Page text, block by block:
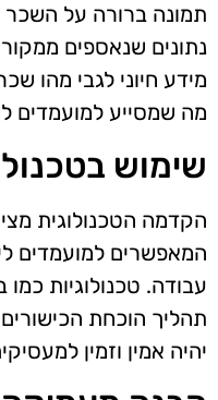
תמונה ברורה על
נתונים שנאספים
מידע חיוני לגבי מהו
מה שמסייע למועמדים
שימוש
הקדמה הטכנולוגית
המאפשרים למועמדים
עבודה. טכנולוגיות כמו
תהליך הוכחת הכישורים
יהיה אמין וזמין